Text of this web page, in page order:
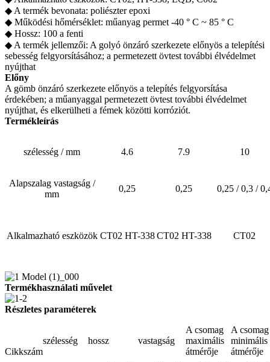
◆ A termék bevonata: poliészter epoxi
◆ Működési hőmérséklet: műanyag permet -40 ° C ~ 85 ° C
◆ Hossz: 100 a fenti
◆ A termék jellemzői: A golyó önzáró szerkezete előnyös a telepítési
sebesség felgyorsításához; a permetezett övtest további élvédelmet
nyújthat
Előny
A gömb önzáró szerkezete előnyös a telepítés felgyorsítása
érdekében; a műanyaggal permetezett övtest további élvédelmet
nyújthat, és elkerülheti a fémek közötti korróziót.
Termékleírás
szélesség / mm 4.6 7.9 10
Alapszalag vastagság /
mm
0,25 0,25 0,25 / 0,3 /
Alkalmazható eszközök CT02 HT-338 CT02 HT-338 CT02
Termékhasználati művelet
Részletes paraméterek
Cikkszám
szélesség hossz vastagság
A csomag
maximális
átmérője
A csomag
minimális
átmérője